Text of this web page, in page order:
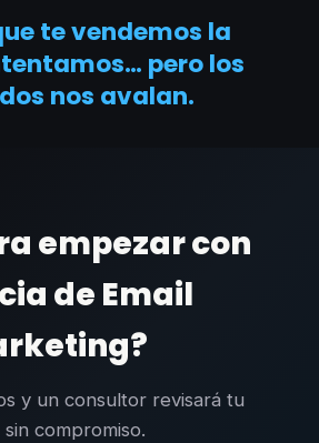
te vendemos la
pero los
nos avalan.
empezar con
de Email
y un consultor revisará tu
sin compromiso.